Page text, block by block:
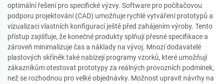
optimální řešení pro specifické výzvy. Software pro počítačovou
podporu projektování (CAD) umožňuje rychlé vytváření prototypů a
vizualizaci vlastních konfigurací ještě před zahájením výroby. Tento
přístup zajišťuje, že konečné produkty splňují přesné specifikace a
zároveň minimalizuje čas a náklady na vývoj. Mnozí dodavatelé
plastových skříněk také nabízejí programy vzorků, které umožňují
zákazníkům otestovat prototypy za reálných provozních podmínek,
než se rozhodnou pro velké objednávky. Možnost upravit návrhy na